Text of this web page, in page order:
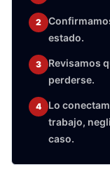
2
estado.
3
Revisamos
perderse.
4
Lo
trabajo,
caso.